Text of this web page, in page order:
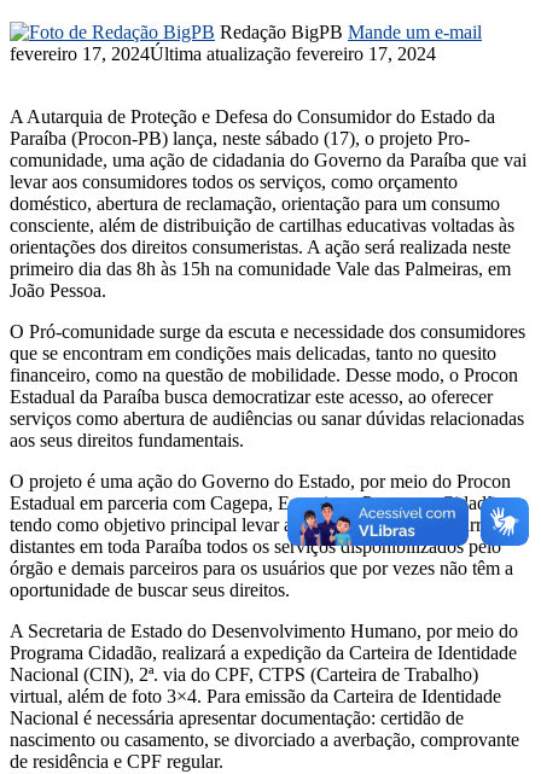
Redação BigPB Mande um e-mail
fevereiro 17, 2024Última atualização fevereiro 17, 2024
A Autarquia de Proteção e Defesa do Consumidor do Estado da
Paraíba (Procon-PB) lança, neste sábado (17), o projeto Pro-
comunidade, uma ação de cidadania do Governo da Paraíba que vai
levar aos consumidores todos os serviços, como orçamento
doméstico, abertura de reclamação, orientação para um consumo
consciente, além de distribuição de cartilhas educativas voltadas às
orientações dos direitos consumeristas. A ação será realizada neste
primeiro dia das 8h às 15h na comunidade Vale das Palmeiras, em
João Pessoa.
O Pró-comunidade surge da escuta e necessidade dos consumidores
que se encontram em condições mais delicadas, tanto no quesito
financeiro, como na questão de mobilidade. Desse modo, o Procon
Estadual da Paraíba busca democratizar este acesso, ao oferecer
serviços como abertura de audiências ou sanar dúvidas relacionadas
aos seus direitos fundamentais.
O projeto é uma ação do Governo do Estado, por meio do Procon
Estadual em parceria com Cagepa, Energisa e Programa Cidadão,
tendo como objetivo principal levar aos consumidores de bairros
distantes em toda Paraíba todos os serviços disponibilizados pelo
órgão e demais parceiros para os usuários que por vezes não têm a
oportunidade de buscar seus direitos.
A Secretaria de Estado do Desenvolvimento Humano, por meio do
Programa Cidadão, realizará a expedição da Carteira de Identidade
Nacional (CIN), 2ª. via do CPF, CTPS (Carteira de Trabalho)
virtual, além de foto 3×4. Para emissão da Carteira de Identidade
Nacional é necessária apresentar documentação: certidão de
nascimento ou casamento, se divorciado a averbação, comprovante
de residência e CPF regular.